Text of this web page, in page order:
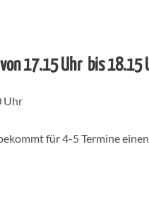
von 17.15 Uhr bis 18.15
Uhr
für 4-5 Termine